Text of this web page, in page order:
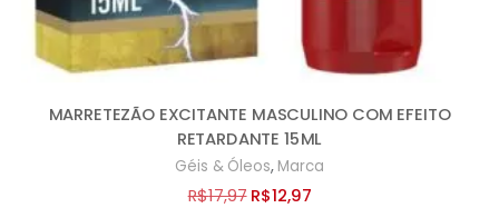
MARRETEZÃO EXCITANTE MASCULINO COM EFEITO
RETARDANTE 15ML
Géis & Óleos, Marca
R$17,97 O
R$12,97O